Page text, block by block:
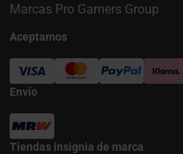
Marcas Pro Gamers Group
Aceptamos
Envío
Tiendas insignia de marca